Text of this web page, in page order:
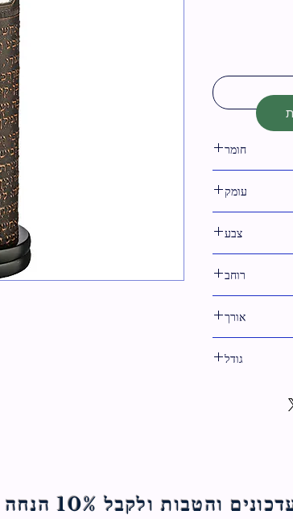
חומר
עומק
צבע
רוחב
אורך
גודל
ולקבל 10% הנחה להזמנה הראשונה